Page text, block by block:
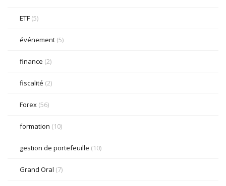
ETF (5)
événement (5)
finance (2)
fiscalité (2)
Forex (56)
formation (10)
gestion de portefeuille (10)
Grand Oral (7)